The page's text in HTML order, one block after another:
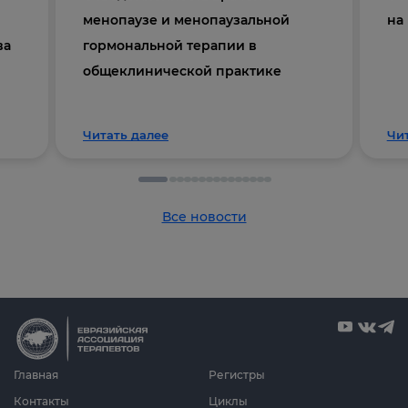
менопаузе и менопаузальной
гормональной терапии в
общеклинической практике
Читать далее
на
Все новости
Главная
Циклы
Регистры
Контакты